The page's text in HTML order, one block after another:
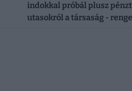
indokkal próbál plusz
utasokról a társaság -